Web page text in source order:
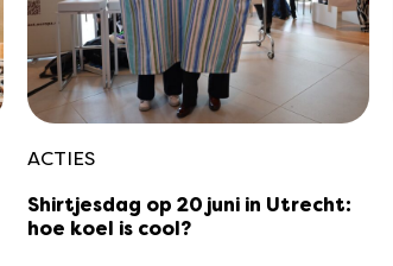
ACTIES
Shirtjesdag op 20 juni in Utrecht:
hoe koel is cool?